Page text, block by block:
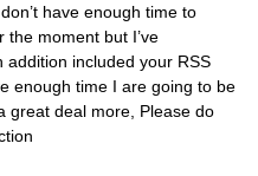
have enough time to
the moment but I’ve
addition included your RSS
enough time I are going to be
great deal more, Please do